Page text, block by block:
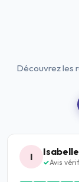
Découvrez les
I Avis